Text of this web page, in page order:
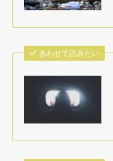
あわせて読みたい